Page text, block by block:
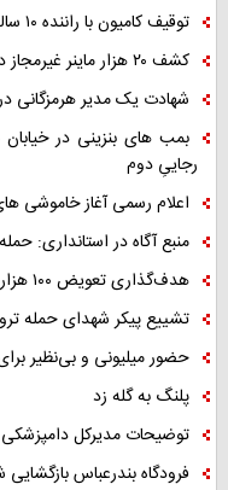
توقیف کامیون با راننده ۱۰ ساله در هرمزگان
کشف ۲۰ هزار ماینر غیرمجاز در هرمزگان
شهادت یک مدیر هرمزگانی
بمب های بنزینی در
رجاییِ دوم
اعلام رسمی آغاز خاموشی
منبع آگاه در استانداری:
هدف‌گذاری تعویض ۱۰۰ هزار کولر فرسوده در هرمزگان
تشییع پیکر شهدای حمله
حضور میلیونی و بی‌نظیر
پلنگ به گله زد
توضیحات مدیرکل
فرودگاه بندرعباس